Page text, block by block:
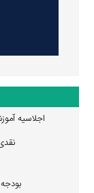
اجلاسیه